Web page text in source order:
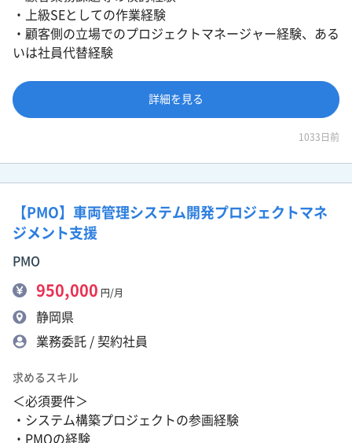
・上級SEとしての作業経験
・顧客側の立場でのプロジェクトマネージャー経験、ある
いは社員代替経験
詳細を見る
1033日前
【PMO】車両管理システム開発プロジェクトマネ
ジメント支援
PMO
950,000 円/月
静岡県
業務委託 / 契約社員
求めるスキル
＜必須要件＞
・システム構築プロジェクトの参画経験
・PMOの経験